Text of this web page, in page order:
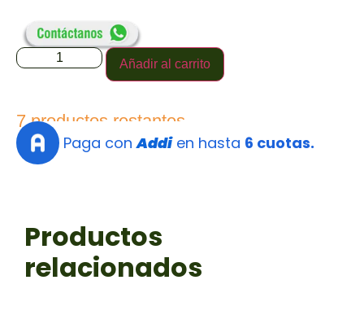
Añadir al carrito
7 productos restantes
Paga conAddien hasta 6 cuotas.
Productos
relacionados